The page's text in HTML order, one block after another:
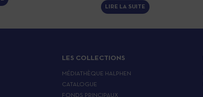
LIRE LA SUITE
LES COLLECTIONS
MÉDIATHÈQUE HALPHEN
CATALOGUE
FONDS PRINCIPAUX